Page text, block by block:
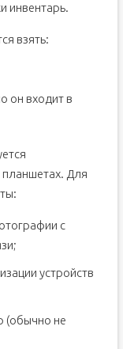
инвентарь.
взять:
он входит в
Для
с
устройств
(обычно не